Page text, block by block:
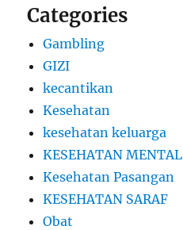
Categories
Gambling
GIZI
kecantikan
Kesehatan
kesehatan keluarga
KESEHATAN MENTAL
Kesehatan Pasangan
KESEHATAN SARAF
Obat